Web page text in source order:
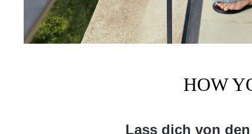
HOW
Lass dich von